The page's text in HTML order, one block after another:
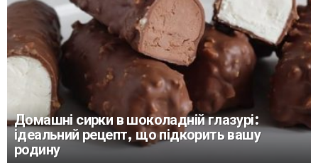
Домашні сирки в шоколадній глазурі:
ідеальний рецепт, що підкорить вашу
родину